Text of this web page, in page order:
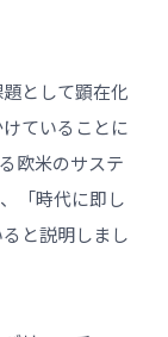
として顕在化
ていることに
欧米のサステ
「時代に即し
と説明しまし